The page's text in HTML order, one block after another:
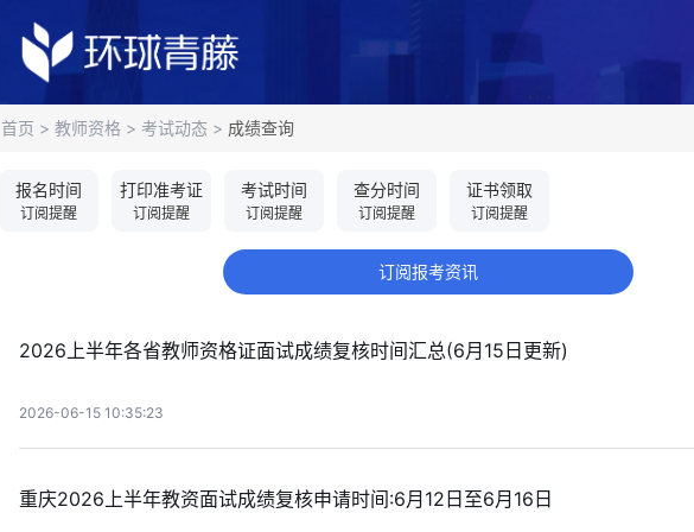
首页 > 教师资格 > 考试动态 > 成绩查询
报名时间
订阅提醒
打印准考证
订阅提醒
考试时间
订阅提醒
查分时间
订阅提醒
证书领取
订阅提醒
订阅报考资讯
2026上半年各省教师资格证面试成绩复核时间汇总(6月15日更新)
2026-06-15 10:35:23
重庆2026上半年教资面试成绩复核申请时间:6月12日至6月16日